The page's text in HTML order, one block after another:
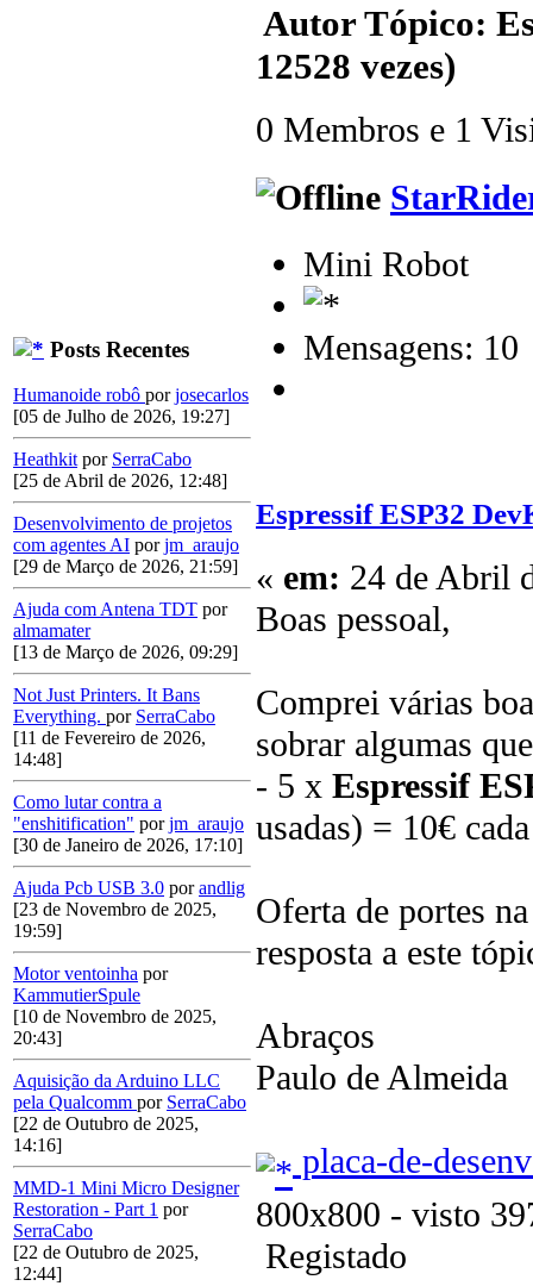
Posts Recentes
Humanoide robô porjosecarlos
[05 de Julho de 2026, 19:27]
Heathkit por SerraCabo
[25 de Abril de 2026, 12:48]
Desenvolvimento de projetos
com agentes AI porjm_araujo
[29 de Março de 2026, 21:59]
Ajuda com Antena TDT por
almamater
[13 de Março de 2026, 09:29]
Not Just Printers. It Bans
Everything. por SerraCabo
[11 de Fevereiro de 2026,
14:48]
Como lutar contra a
"enshitification" porjm_araujo
[30 de Janeiro de 2026, 17:10]
Ajuda Pcb USB 3.0 porandlig
[23 de Novembro de 2025,
19:59]
Motor ventoinha por
KammutierSpule
[10 de Novembro de 2025,
20:43]
Aquisição da Arduino LLC
pela Qualcomm por SerraCabo
[22 de Outubro de 2025,
14:16]
MMD-1 Mini Micro Designer
Restoration - Part 1 por
SerraCabo
[22 de Outubro de 2025,
12:44]
AutorTópico:
12528 vezes)
0 Membros e 1
Mini Robot
Mensagens: 10
Espressif ESP32
« em: 24 de Abril
Boas pessoal,
Comprei várias
sobrar algumas
- 5 x Espressif
usadas) = 10€ cada
Oferta de portes
resposta a este
Abraços
Paulo de Almeida
placa-de-
800x800 - visto
Registado